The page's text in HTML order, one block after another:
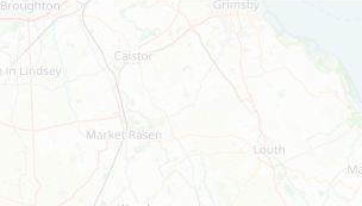
La carte est en cours de chargement...